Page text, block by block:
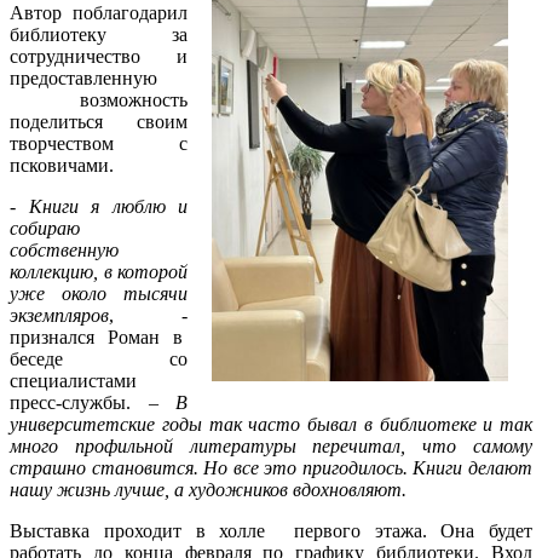
Автор поблагодарил
библиотеку за
сотрудничество и
предоставленную
возможность
поделиться своим
творчеством с
псковичами.
- Книги я люблю и
собираю
собственную
коллекцию, в которой
уже около тысячи
экземпляров, -
признался Роман в
беседе со
специалистами
пресс-службы. – В
университетские годы так часто бывал в библиотеке и так
много профильной литературы перечитал, что самому
страшно становится. Но все это пригодилось. Книги делают
нашу жизнь лучше, а художников вдохновляют.
Выставка проходит в холле первого этажа. Она будет
работать до конца февраля по графику библиотеки. Вход